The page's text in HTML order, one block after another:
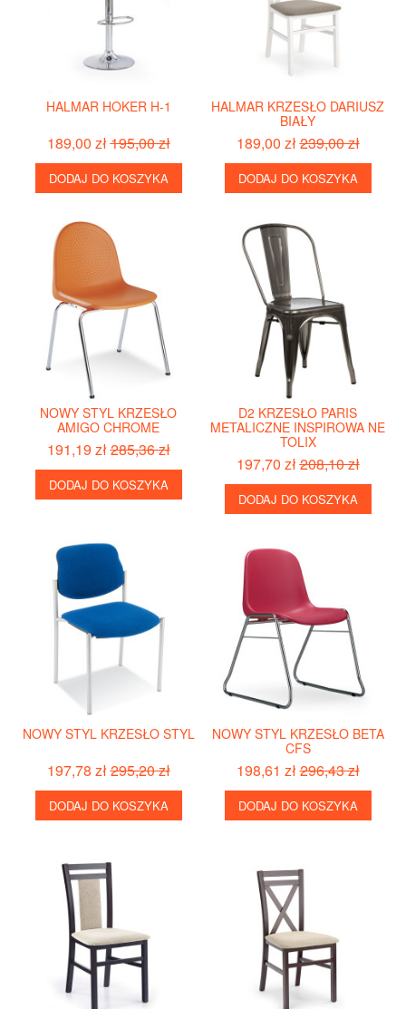
HALMAR HOKER H-1
189,00 zł195,00 zł
DODAJ DO KOSZYKA
HALMAR KRZESŁO DARIUSZ
BIAŁY
189,00 zł239,00 zł
DODAJ DO KOSZYKA
NOWY STYL KRZESŁO
AMIGO CHROME
191,19 zł285,36 zł
DODAJ DO KOSZYKA
D2 KRZESŁO PARIS
METALICZNE INSPIROWA NE
TOLIX
197,70 zł208,10 zł
DODAJ DO KOSZYKA
NOWY STYL KRZESŁO STYL
197,78 zł295,20 zł
DODAJ DO KOSZYKA
NOWY STYL KRZESŁO BETA
CFS
198,61 zł296,43 zł
DODAJ DO KOSZYKA